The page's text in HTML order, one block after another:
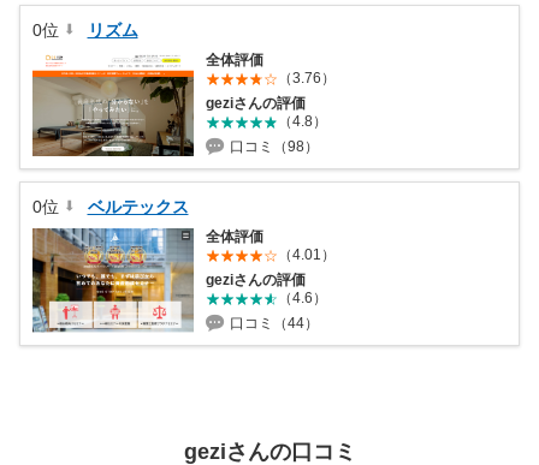
0位 リズム
全体評価
（3.76）
geziさんの評価
（4.8）
口コミ（98）
0位 ベルテックス
全体評価
（4.01）
geziさんの評価
（4.6）
口コミ（44）
geziさんの口コミ